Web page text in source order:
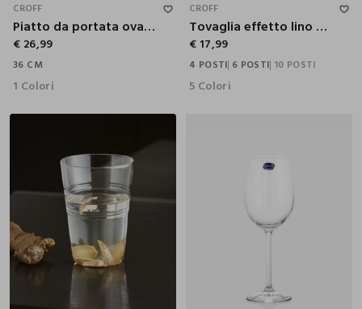
CROFF
Piatto da portata ovale in porcellana
€ 26,99
36 CM
1 Colori
CROFF
Tovaglia effetto lino tina unita
€ 17,99
4 POSTI 6 POSTI 10 POSTI
5 Colori